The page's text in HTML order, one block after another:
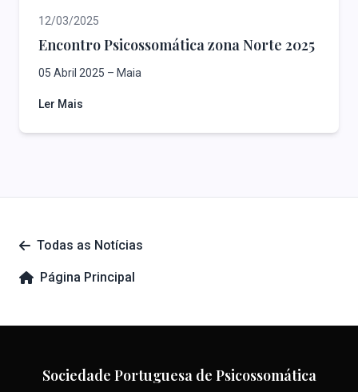
12/03/2025
Encontro Psicossomática zona Norte 2025
05 Abril 2025 – Maia
Ler Mais
Todas as Notícias
Página Principal
Sociedade Portuguesa de Psicossomática